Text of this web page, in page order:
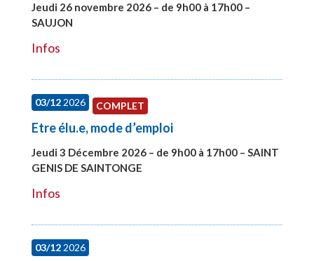
Jeudi 26 novembre 2026 – de 9h00 à 17h00 –
SAUJON
Infos
03/122026 COMPLET
Etre élu.e, mode d’emploi
Jeudi 3 Décembre 2026 – de 9h00 à 17h00 – SAINT
GENIS DE SAINTONGE
Infos
03/122026